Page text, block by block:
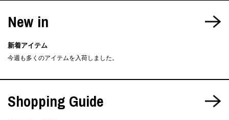
New in
新着アイテム
今週も多くのアイテムを入荷しました。
Shopping Guide